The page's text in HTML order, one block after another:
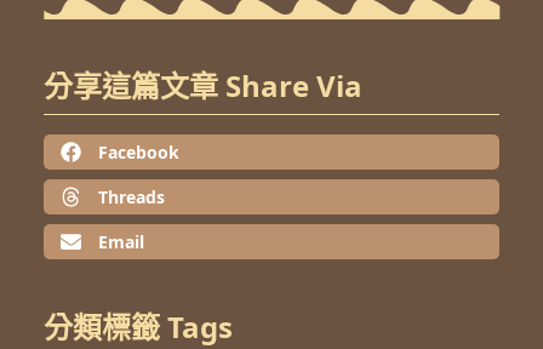
分享這篇文章 Share Via
Facebook
Threads
Email
分類標籤 Tags